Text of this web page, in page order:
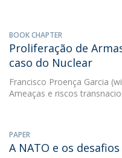
BOOK CHAPTER
Proliferação de
caso do Nuclear
Francisco Proença Garcia
Ameaças e riscos
PAPER
A NATO e os